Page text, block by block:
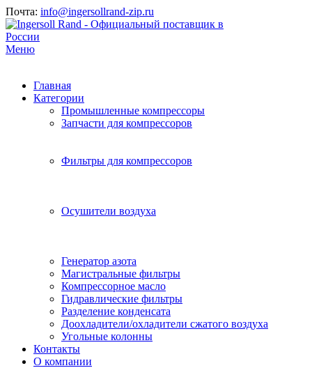
Почта: info@ingersollrand-zip.ru
Меню
Главная
Категории
Промышленные компрессоры
Запчасти для компрессоров
Фильтры для компрессоров
Осушители воздуха
Генератор азота
Магистральные фильтры
Компрессорное масло
Гидравлические фильтры
Разделение конденсата
Доохладители/охладители сжатого воздуха
Угольные колонны
Контакты
О компании